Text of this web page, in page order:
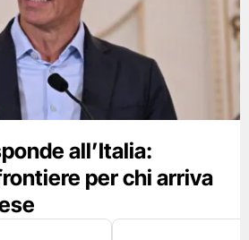
all’Italia:
per chi arriva